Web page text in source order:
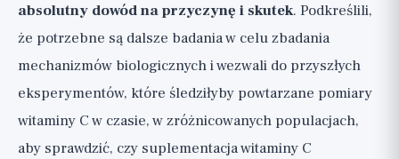
absolutny dowód na przyczynę i skutek. Podkreślili,
że potrzebne są dalsze badania w celu zbadania
mechanizmów biologicznych i wezwali do przyszłych
eksperymentów, które śledziłyby powtarzane pomiary
witaminy C w czasie, w zróżnicowanych populacjach,
aby sprawdzić, czy suplementacja witaminy C